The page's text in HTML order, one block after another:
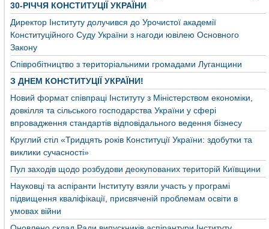
30-РІЧЧЯ КОНСТИТУЦІЇ УКРАЇНИ
Директор Інституту долучився до Урочистої академії
Конституційного Суду України з нагоди ювілею Основного
Закону
Співробітництво з територіальними громадами Луганщини
З ДНЕМ КОНСТИТУЦІЇ УКРАЇНИ!
Новий формат співпраці Інституту з Міністерством економіки,
довкілля та сільського господарства України у сфері
впровадження стандартів відповідального ведення бізнесу
Круглий стіл «Тридцять років Конституції України: здобутки та
виклики сучасності»
Пул заходів щодо розбудови деокупованих територій Київщини
Науковці та аспіранти Інституту взяли участь у програмі
підвищення кваліфікації, присвяченій проблемам освіти в
умовах війни